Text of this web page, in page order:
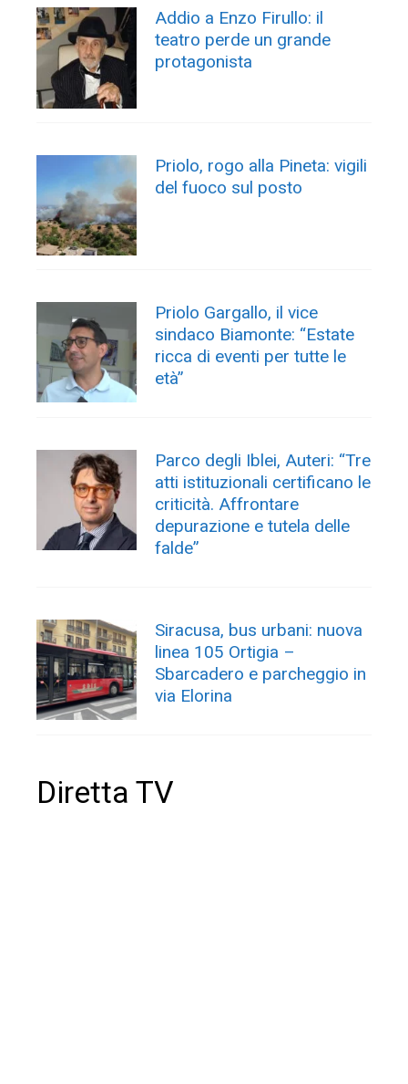
Addio a Enzo Firullo: il
teatro perde un grande
protagonista
Priolo, rogo alla Pineta: vigili
del fuoco sul posto
Priolo Gargallo, il vice
sindaco Biamonte: “Estate
ricca di eventi per tutte le
età”
Parco degli Iblei, Auteri: “Tre
atti istituzionali certificano le
criticità. Affrontare
depurazione e tutela delle
falde”
Siracusa, bus urbani: nuova
linea 105 Ortigia –
Sbarcadero e parcheggio in
via Elorina
Diretta TV